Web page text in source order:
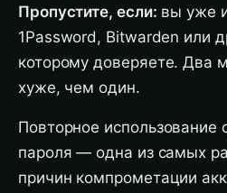
Пропустите, если: вы уже
1Password, Bitwarden или
которому доверяете. Два
хуже, чем один.
Повторное использование
пароля — одна из самых
причин компрометации